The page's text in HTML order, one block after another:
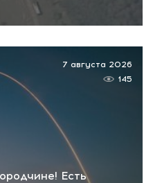
Есть
7 августа 2026
145